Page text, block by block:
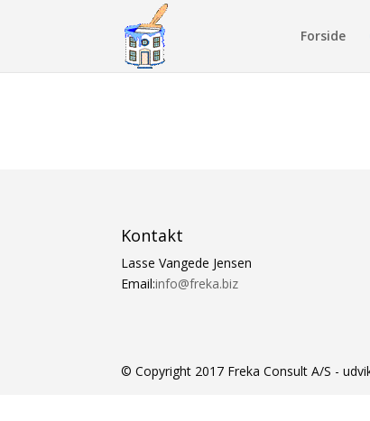
Forside
Kontakt
Lasse Vangede Jensen
Email:info@freka.biz
© Copyright 2017 Freka Consult A/S -